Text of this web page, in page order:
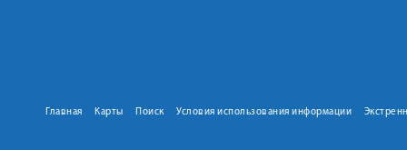
Главная Карты Поиск Условия использования информации